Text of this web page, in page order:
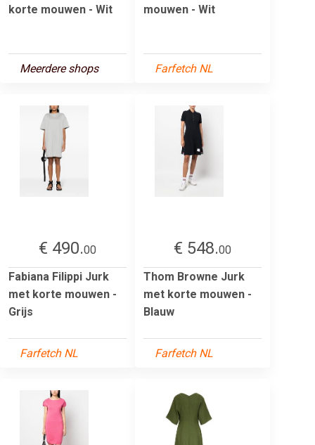
korte mouwen - Wit
Meerdere shops
mouwen - Wit
Farfetch NL
€ 490.00
Fabiana Filippi Jurk
met korte mouwen -
Grijs
Farfetch NL
€ 548.00
Thom Browne Jurk
met korte mouwen -
Blauw
Farfetch NL